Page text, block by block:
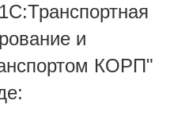
и
КОРП"